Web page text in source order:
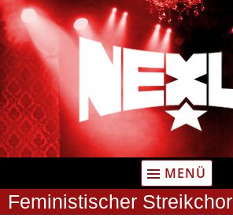
Zum
Inhalt
springen
MENÜ
Feministischer Streikchor